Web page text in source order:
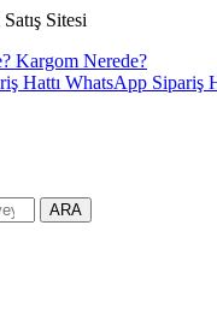
Sitesi
Kargom Nerede?
WhatsApp Sipariş
ARA